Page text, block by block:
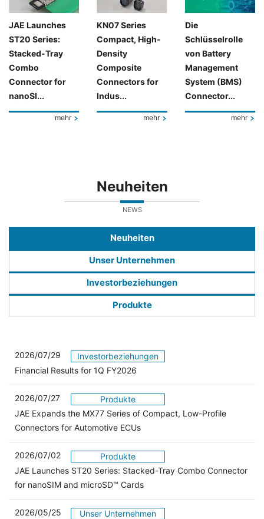
JAE Launches
ST20 Series:
Stacked-Tray
Combo
Connector for
nanoSI...
mehr
KN07 Series
Compact, High-
Density
Composite
Connectors for
Indus...
mehr
Die
Schlüsselrolle
von Battery
Management
System (BMS)
Connector...
mehr
Neuheiten
NEWS
Neuheiten
Unser Unternehmen
Investorbeziehungen
Produkte
2026/07/29
Investorbeziehungen
Financial Results for 1Q FY2026
2026/07/27
Produkte
JAE Expands the MX77 Series of Compact, Low-Profile
Connectors for Automotive ECUs
2026/07/02
Produkte
JAE Launches ST20 Series: Stacked-Tray Combo Connector
for nanoSIM and microSD™ Cards
2026/05/25
Unser Unternehmen